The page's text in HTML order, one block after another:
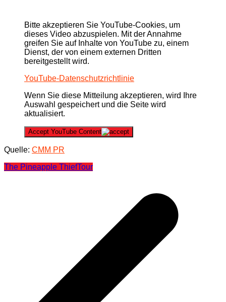
Bitte akzeptieren Sie YouTube-Cookies, um
dieses Video abzuspielen. Mit der Annahme
greifen Sie auf Inhalte von YouTube zu, einem
Dienst, der von einem externen Dritten
bereitgestellt wird.
YouTube-Datenschutzrichtlinie
Wenn Sie diese Mitteilung akzeptieren, wird Ihre
Auswahl gespeichert und die Seite wird
aktualisiert.
Accept YouTube Content
Quelle: CMM PR
The Pineapple ThiefTour